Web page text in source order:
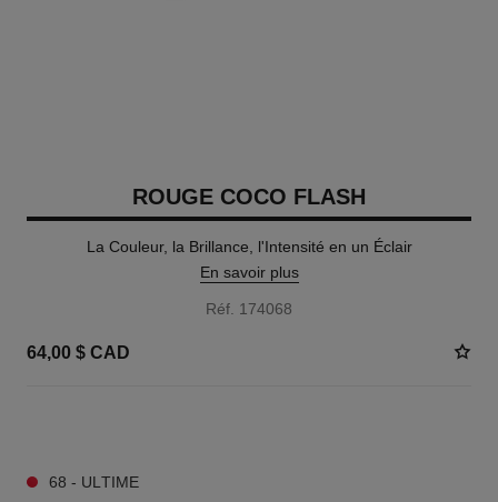
ROUGE COCO FLASH
La Couleur, la Brillance, l'Intensité en un Éclair
En savoir plus
Réf. 174068
64,00 $ CAD
68 - ULTIME